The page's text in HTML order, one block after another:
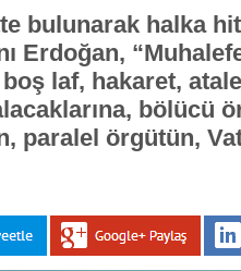
bulunarak halka
Erdoğan,
laf, hakaret,
bölücü
paralel örgütün,